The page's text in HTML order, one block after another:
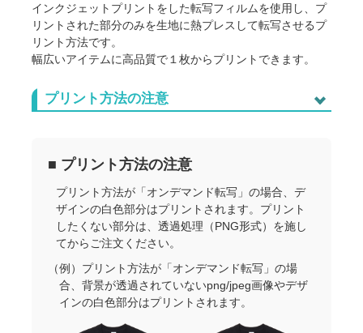
インクジェットプリントをした転写フィルムを使用し、プ
リントされた部分のみを生地に熱プレスして転写させるプ
リント方法です。
幅広いアイテムに高品質で１枚からプリントできます。
プリント方法の注意
■ プリント方法の注意
プリント方法が「オンデマンド転写」の場合、デ
ザインの白色部分はプリントされます。プリント
したくない部分は、透過処理（PNG形式）を施し
てからご注文ください。
（例）プリント方法が「オンデマンド転写」の場
合、背景が透過されていないpng/jpeg画像やデザ
インの白色部分はプリントされます。